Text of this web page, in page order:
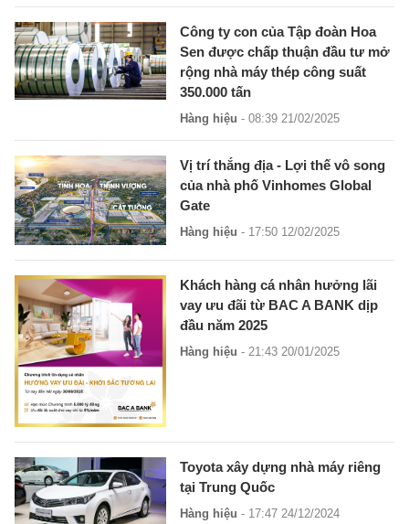
Công ty con của Tập đoàn Hoa
Sen được chấp thuận đầu tư mở
rộng nhà máy thép công suất
350.000 tấn
Hàng hiệu - 08:39 21/02/2025
Vị trí thắng địa - Lợi thế vô song
của nhà phố Vinhomes Global
Gate
Hàng hiệu - 17:50 12/02/2025
Khách hàng cá nhân hưởng lãi
vay ưu đãi từ BAC A BANK dịp
đầu năm 2025
Hàng hiệu - 21:43 20/01/2025
Toyota xây dựng nhà máy riêng
tại Trung Quốc
Hàng hiệu - 17:47 24/12/2024